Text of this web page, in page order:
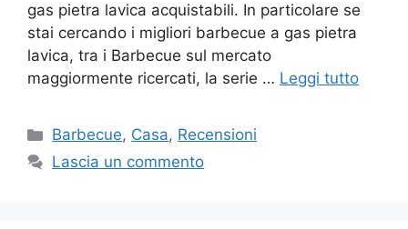
gas pietra lavica acquistabili. In particolare se
stai cercando i migliori barbecue a gas pietra
lavica, tra i Barbecue sul mercato
maggiormente ricercati, la serie … Leggi tutto
Categorie
Barbecue, Casa, Recensioni
Lascia un commento